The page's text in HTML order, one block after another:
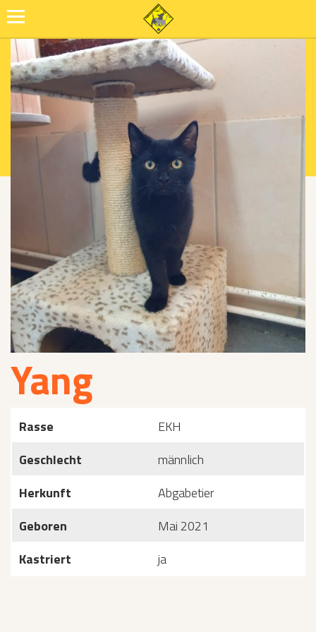
Yang
Rasse
EKH
Geschlecht
männlich
Herkunft
Abgabetier
Geboren
Mai 2021
Kastriert
ja